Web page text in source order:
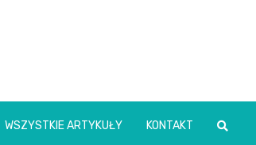
WSZYSTKIE ARTYKUŁY KONTAKT